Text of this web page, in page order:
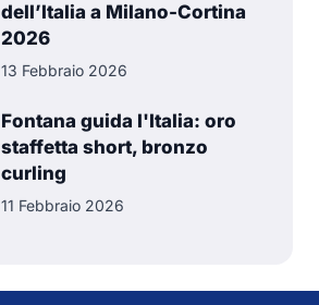
dell’Italia a Milano-Cortina
2026
13 Febbraio 2026
Fontana guida l'Italia: oro
staffetta short, bronzo
curling
11 Febbraio 2026